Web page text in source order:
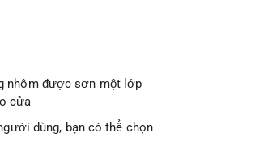
nhôm được sơn một lớp
cửa
dùng, bạn có thể chọn